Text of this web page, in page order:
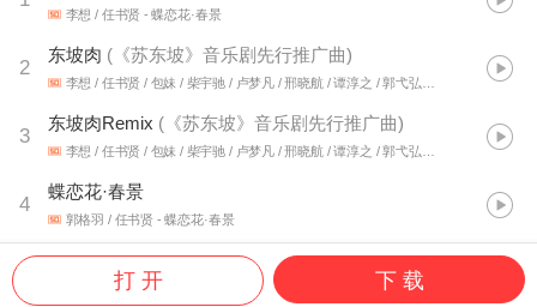
李想 / 任书贤 - 蝶恋花·春景
2
东坡肉 ( 《苏东坡》音乐剧先行推广曲)
李想 / 任书贤 / 包妹 / 柴宇驰 / 卢梦凡 / 邢晓航 / 谭淳之 / 郭弋弘 / 王也 - 东坡肉
3
东坡肉Remix ( 《苏东坡》音乐剧先行推广曲)
李想 / 任书贤 / 包妹 / 柴宇驰 / 卢梦凡 / 邢晓航 / 谭淳之 / 郭弋弘 / 王也 - 东坡肉
4
蝶恋花·春景
郭格羽 / 任书贤 - 蝶恋花·春景
打 开 下 载